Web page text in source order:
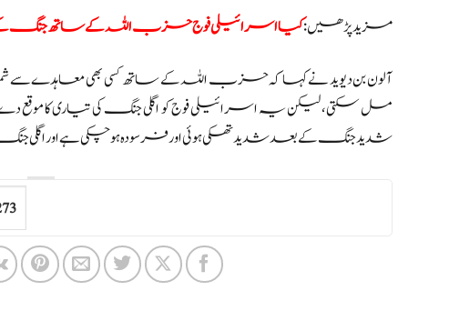
مزید پڑھیں:کیا اسرائیلی فوج حزب اللہ کے ساتھ جنگ
آلون بن دیوید نے کہا کہ حزب اللہ کے ساتھ کسی بھی معاہدے
مل سکتی، لیکن یہ اسرائیلی فوج کو اگلی جنگ کی تیاری کا موقع
شدید جنگ کے بعد شدید تھکی ہوئی اور فرسودہ ہو چکی ہے اور اگلی